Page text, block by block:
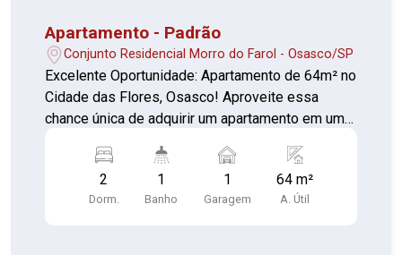
Apartamento - Padrão
Conjunto Residencial Morro do Farol - Osasco/SP
Excelente Oportunidade: Apartamento de 64m² no
Cidade das Flores, Osasco! Aproveite essa
chance única de adquirir um apartamento em uma
Cozinha espaçosa com móveis planejados Área
de serviço ampla 1 vaga de garagem Piso em
2
Dorm.
1
Banho
1
Garagem
64 m²
A. Útil